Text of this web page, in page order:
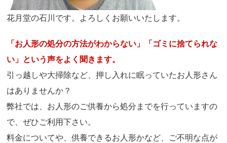
花月堂の石川です。よろしくお願いいたします。
「お人形の処分の方法がわからない」「ゴミに捨てられな
い」という声をよく聞きます。
引っ越しや大掃除など、押し入れに眠っていたお人形さん
はありませんか？
弊社では、お人形のご供養から処分までを行っていますの
で、ぜひご利用下さい。
料金についてや、供養できるお人形かなど、ご不明な点が